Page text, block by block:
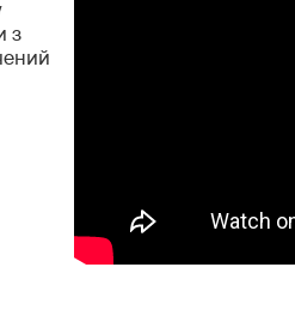
з